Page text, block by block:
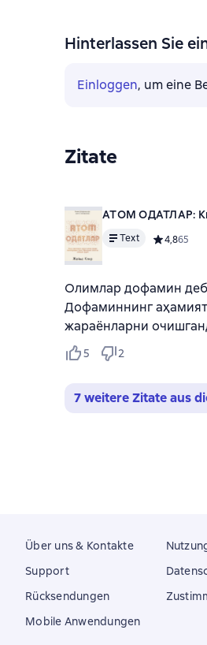
Hinterlassen Sie
Einloggen, um eine
Zitate
АТОМ ОДАТЛАР:
Text Средний
4,865
Олимлар дофамин деб
Дофаминнинг
жараёнларни
5 2
7 weitere Zitate aus
Über uns & Kontakte
Support
Rücksendungen
Mobile Anwendungen